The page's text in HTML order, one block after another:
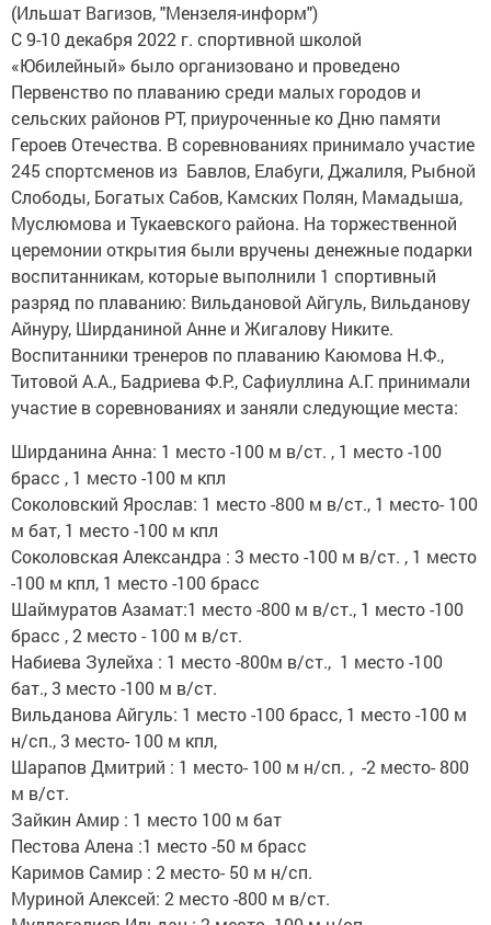
(Ильшат Вагизов, "Мензеля-информ")
С 9-10 декабря 2022 г. спортивной школой
«Юбилейный» было организовано и проведено
Первенство по плаванию среди малых городов и
сельских районов РТ, приуроченные ко Дню памяти
Героев Отечества. В соревнованиях принимало участие
245 спортсменов из Бавлов, Елабуги, Джалиля, Рыбной
Слободы, Богатых Сабов, Камских Полян, Мамадыша,
Муслюмова и Тукаевского района. На торжественной
церемонии открытия были вручены денежные подарки
воспитанникам, которые выполнили 1 спортивный
разряд по плаванию: Вильдановой Айгуль, Вильданову
Айнуру, Ширданиной Анне и Жигалову Никите.
Воспитанники тренеров по плаванию Каюмова Н.Ф.,
Титовой А.А., Бадриева Ф.Р., Сафиуллина А.Г. принимали
участие в соревнованиях и заняли следующие места:
Ширданина Анна: 1 место -100 м в/ст. , 1 место -100
брасс , 1 место -100 м кпл
Соколовский Ярослав: 1 место -800 м в/ст., 1 место- 100
м бат, 1 место -100 м кпл
Соколовская Александра : 3 место -100 м в/ст. , 1 место
-100 м кпл, 1 место -100 брасс
Шаймуратов Азамат:1 место -800 м в/ст., 1 место -100
брасс , 2 место - 100 м в/ст.
Набиева Зулейха : 1 место -800м в/ст., 1 место -100
бат., 3 место -100 м в/ст.
Вильданова Айгуль: 1 место -100 брасс, 1 место -100 м
н/сп., 3 место- 100 м кпл,
Шарапов Дмитрий : 1 место- 100 м н/сп. , -2 место- 800
м в/ст.
Зайкин Амир : 1 место 100 м бат
Пестова Алена :1 место -50 м брасс
Каримов Самир : 2 место- 50 м н/сп.
Муриной Алексей: 2 место -800 м в/ст.